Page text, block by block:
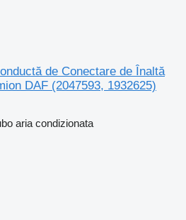
de Conectare de Înaltă
DAF (2047593, 1932625)
aria condizionata